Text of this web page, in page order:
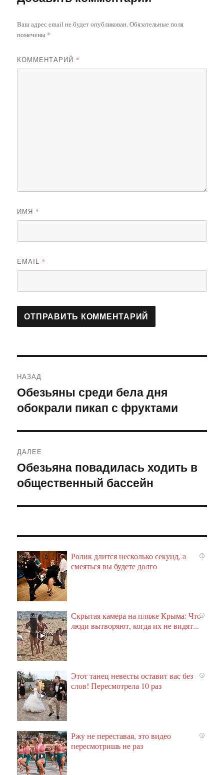
Ваш адрес email не будет опубликован.Обязательные поля
помечены *
КОММЕНТАРИЙ *
ИМЯ *
EMAIL *
по
записям
НАЗАД
Предыдущая
запись:
Обезьяны среди бела дня
обокрали пикап с фруктами
ДАЛЕЕ
Следующая
запись:
Обезьяна повадилась ходить в
общественный бассейн
i
Ролик длится несколько секунд, а
смеяться вы будете долго
i
Скрытая камера на пляже Крыма: Что
люди вытворяют, когда их не видят...
i
Этот танец невесты оставит вас без
слов! Пересмотрела 10 раз
i
Ржу не переставая, это видео
пересмотришь не раз